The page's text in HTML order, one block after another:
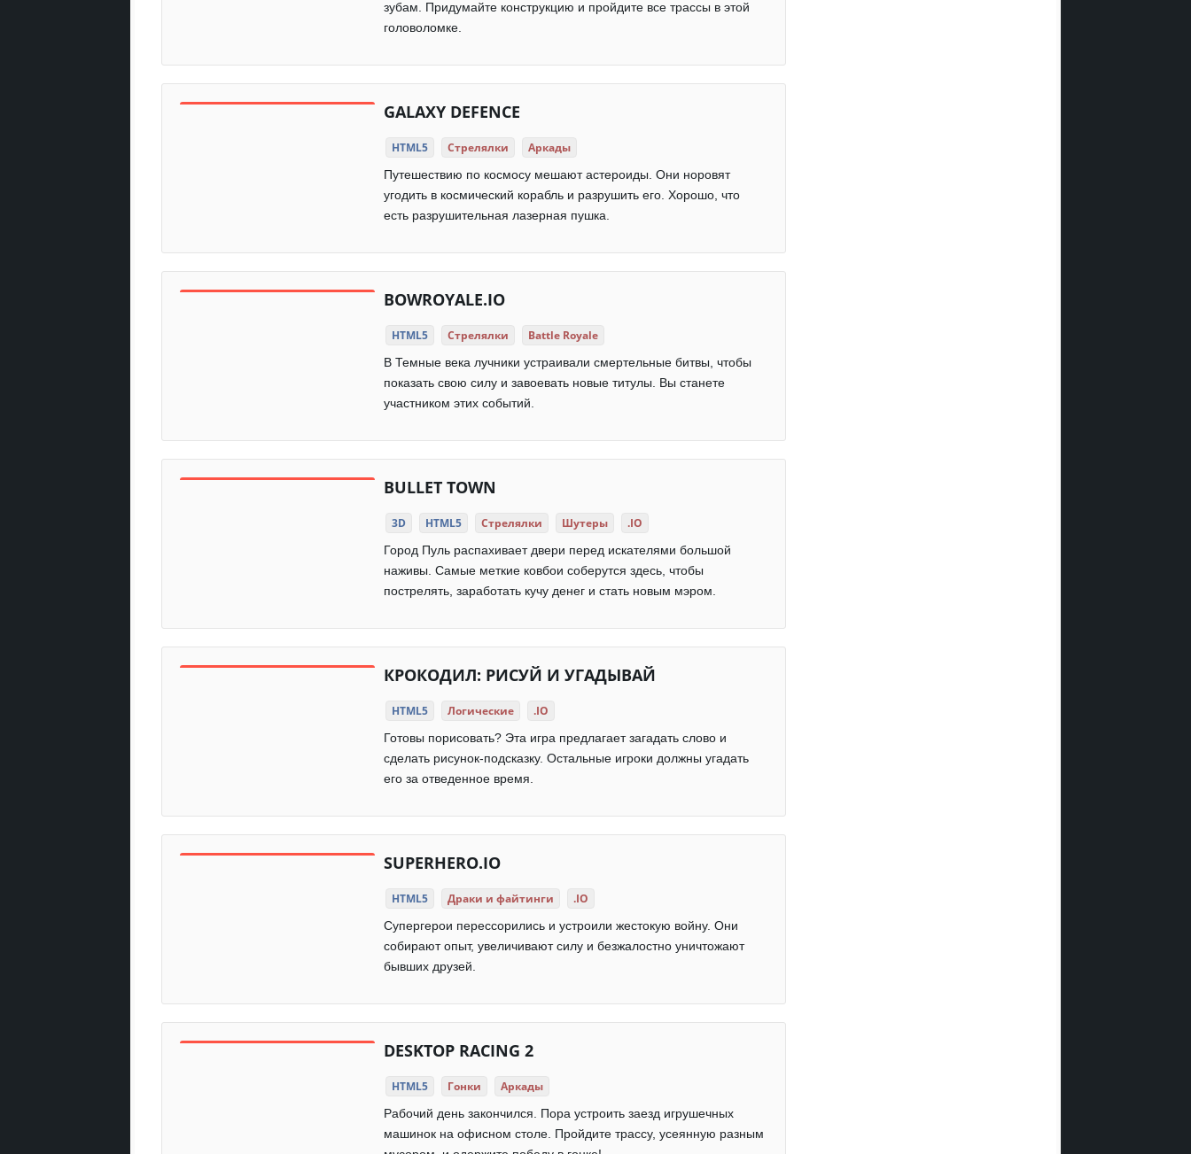
зубам. Придумайте конструкцию и пройдите все трассы в этой
головоломке.
GALAXY DEFENCE
HTML5 Стрелялки Аркады
Путешествию по космосу мешают астероиды. Они норовят
угодить в космический корабль и разрушить его. Хорошо, что
есть разрушительная лазерная пушка.
BOWROYALE.IO
HTML5 Стрелялки Battle Royale
В Темные века лучники устраивали смертельные битвы, чтобы
показать свою силу и завоевать новые титулы. Вы станете
участником этих событий.
BULLET TOWN
3D HTML5 Стрелялки Шутеры .IO
Город Пуль распахивает двери перед искателями большой
наживы. Самые меткие ковбои соберутся здесь, чтобы
пострелять, заработать кучу денег и стать новым мэром.
КРОКОДИЛ: РИСУЙ И УГАДЫВАЙ
HTML5 Логические .IO
Готовы порисовать? Эта игра предлагает загадать слово и
сделать рисунок-подсказку. Остальные игроки должны угадать
его за отведенное время.
SUPERHERO.IO
HTML5 Драки и файтинги .IO
Супергерои перессорились и устроили жестокую войну. Они
собирают опыт, увеличивают силу и безжалостно уничтожают
бывших друзей.
DESKTOP RACING 2
HTML5 Гонки Аркады
Рабочий день закончился. Пора устроить заезд игрушечных
машинок на офисном столе. Пройдите трассу, усеянную разным